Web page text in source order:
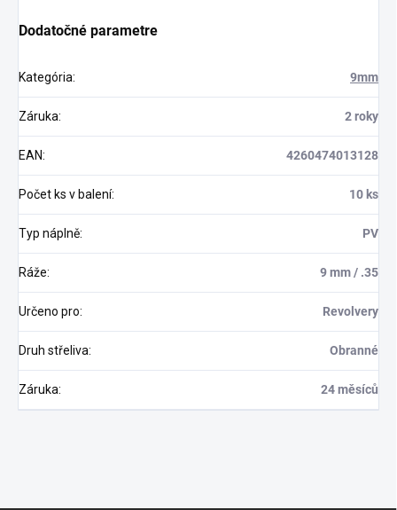
Dodatočné parametre
Kategória: 9mm
Záruka: 2 roky
EAN: 4260474013128
Počet ks v balení: 10 ks
Typ náplně: PV
Ráže: 9 mm / .35
Určeno pro: Revolvery
Druh střeliva: Obranné
Záruka: 24 měsíců